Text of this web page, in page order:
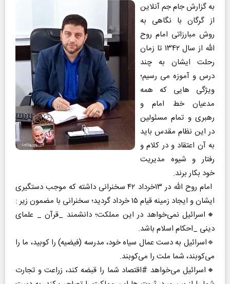
به گزارش جام جم آنلاین
از گرگان با نگاهی به
روش مبارزاتی امام روح
الله از سال ۱۳۴۲ تا زمان
رحلت ایشان به چند
درس و آموزه می رسیم؛
ویژگی هایی که همه
مدعیان خط امام و
رهبری و تمام مسئولین
در این نظام مقدس باید
به آن اعتقاد و در کلام و
رفتار و شیوه مدیریت
خود بکار برند.
امام روح الله در ۱۳خرداد ۴۲ سخنرانی داشته که موجب دستگیری
ایشان و ایجاد زمینه قیام ۱۵ خرداد گردید؛ سخنرانی با مضمون زیر :
🔸اسرائیل نمی‌خواهد در این مملكت؛ دانشمند _قرآن _ علمای
دینی _احکام اسلام باشد.
🔹اسرائیل به دست عمال سیاه خود، مدرسه (فیضیه) را كوبید، ما را
می‌کوبند، شما ملت را می‌کوبند.
🔸اسرائیل می‌خواهد #اقتصاد شما را قبضه كند، زراعت و تجارت